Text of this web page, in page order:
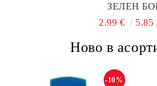
ЗЕЛЕН
2.99 € 5.85
Ново в
-10%